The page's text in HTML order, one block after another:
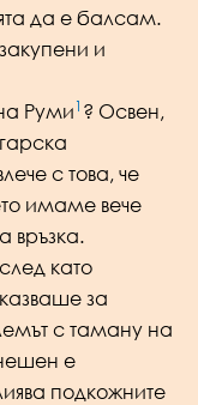
да е балсам.
и
Руми 1 ? Освен,
с това, че
имаме вече
връзка.
като
за
с таману на
е
подкожните